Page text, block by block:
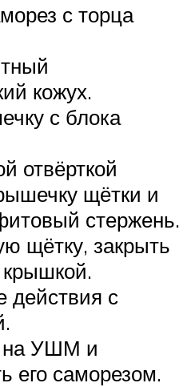
с торца
кожух.
с блока
отвёрткой
щётки и
стержень.
щётку, закрыть
крышкой.
действия с
на УШМ и
его саморезом.